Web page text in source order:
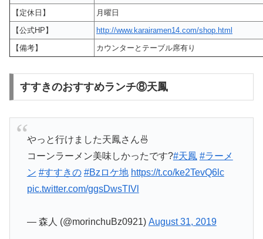
【定休日】
月曜日
【公式HP】
http://www.karairamen14.com/shop.html
【備考】
カウンターとテーブル席有り
すすきのおすすめランチ⑧天鳳
やっと行けました天鳳さん🍜
コーンラーメン美味しかったです?#天鳳 #ラーメ
ン #すすきの #Bzロケ地 https://t.co/ke2TevQ6lc
pic.twitter.com/ggsDwsTIVl
— 森人 (@morinchuBz0921) August 31, 2019